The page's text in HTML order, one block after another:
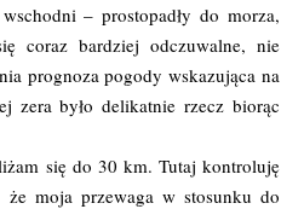
– prostopadły do morza,
coraz bardziej odczuwalne, nie
prognoza pogody wskazująca na
zera było delikatnie rzecz biorąc
się do 30 km. Tutaj kontroluję
moja przewaga w stosunku do